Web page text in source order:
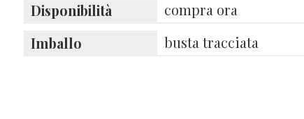
Disponibilità
compra ora
Imballo
busta tracciata